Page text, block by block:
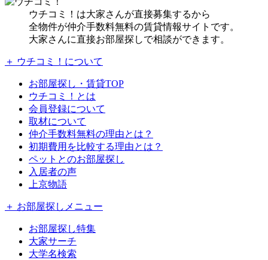
ウチコミ！は大家さんが直接募集するから
全物件が仲介手数料無料の賃貸情報サイトです。
大家さんに直接お部屋探しで相談ができます。
＋ ウチコミ！について
お部屋探し・賃貸TOP
ウチコミ！とは
会員登録について
取材について
仲介手数料無料の理由とは？
初期費用を比較する理由とは？
ペットとのお部屋探し
入居者の声
上京物語
＋ お部屋探しメニュー
お部屋探し特集
大家サーチ
大学名検索